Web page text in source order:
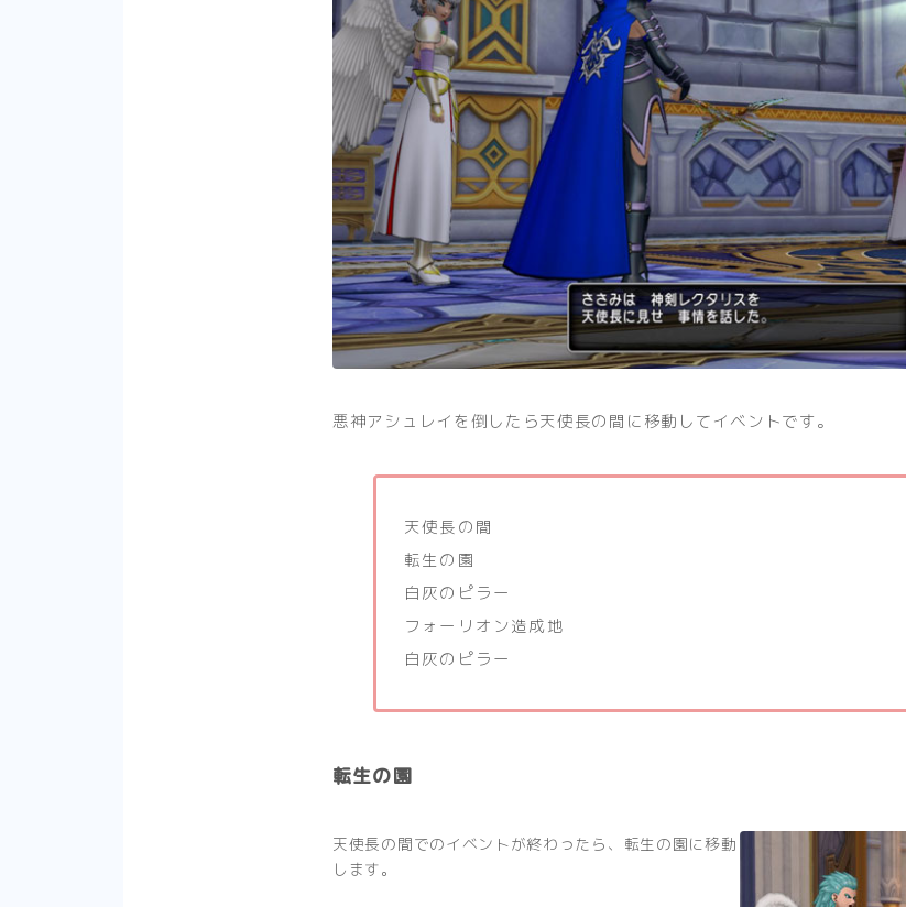
悪神アシュレイを倒したら天使長の間に移動してイベントです。
天使長の間
転生の園
白灰のピラー
フォーリオン造成地
白灰のピラー
転生の園
天使長の間でのイベントが終わったら、転生の園に移動
します。